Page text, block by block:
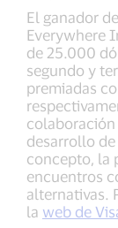
El ganador
Everywhere
de 25.000
segundo y
premiadas
desarrollo
concepto, la
encuentros
alternativas.
la web de